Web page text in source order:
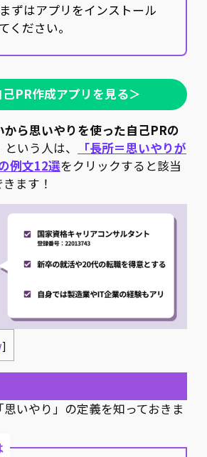
ずはアプリをインストール
ください。
PR作成アプリを見る＞
から思いやりを使った自己PRの
という人は、
「長所＝思いやりが
例文12選をクリックすると該当
ます！
]
いやり」の定義を知っておきま